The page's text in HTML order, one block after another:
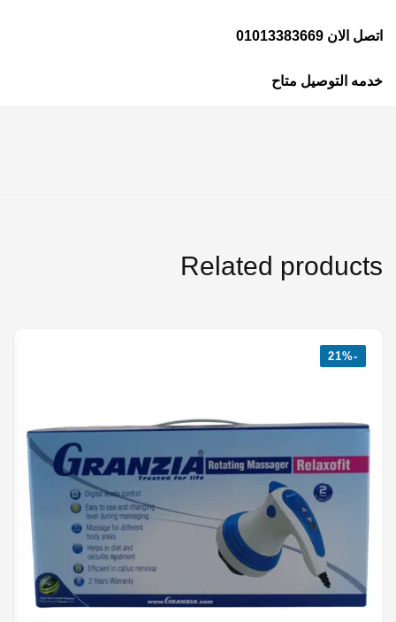
اتصل الان 01013383669
خدمه التوصيل متاح
Related products
-21%